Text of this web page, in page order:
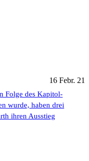
16 Febr. 21
Folge des Kapitol-
wurde, haben drei
ihren Ausstieg